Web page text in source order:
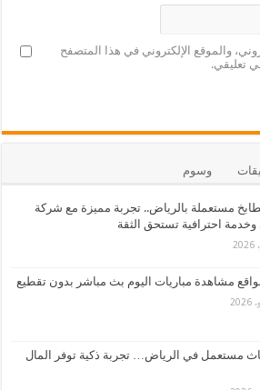
والموقع الإلكتروني في هذا المتصفح
تعليقي.
وسوم
مستعملة بالرياض.. تجربة مميزة مع شركة
وخدمة احترافية تستحق الثقة
مشاهدة مباريات اليوم بث مباشر بدون تقطيع
مستعمل في الرياض… تجربة ذكية توفر المال